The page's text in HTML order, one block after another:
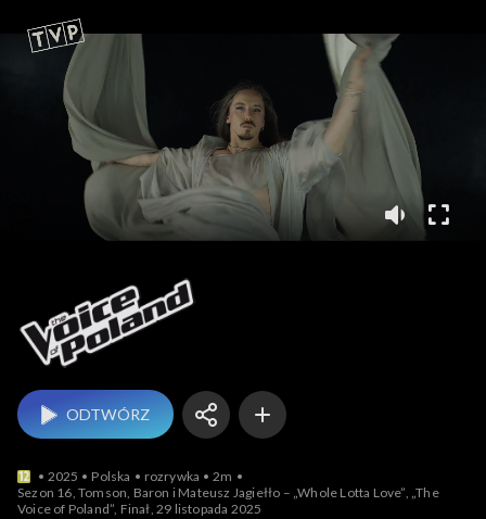
ODTWÓRZ
2025 Polska rozrywka
2m
Sezon 16, Tomson, Baron i Mateusz Jagiełło – „Whole Lotta Love”, „The
Voice of Poland”, Finał, 29 listopada 2025